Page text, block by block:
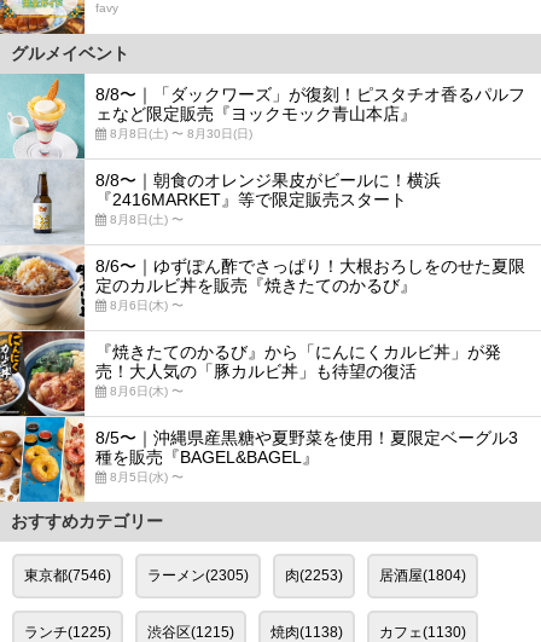
favy
グルメイベント
8/8〜｜「ダックワーズ」が復刻！ピスタチオ香るパルフ
ェなど限定販売『ヨックモック青山本店』
8月8日(土) 〜 8月30日(日)
8/8〜｜朝食のオレンジ果皮がビールに！横浜
『2416MARKET』等で限定販売スタート
8月8日(土) 〜
8/6〜｜ゆずぽん酢でさっぱり！大根おろしをのせた夏限
定のカルビ丼を販売『焼きたてのかるび』
8月6日(木) 〜
『焼きたてのかるび』から「にんにくカルビ丼」が発
売！大人気の「豚カルビ丼」も待望の復活
8月6日(木) 〜
8/5〜｜沖縄県産黒糖や夏野菜を使用！夏限定ベーグル3
種を販売『BAGEL&BAGEL』
8月5日(水) 〜
おすすめカテゴリー
東京都(7546) ラーメン(2305) 肉(2253) 居酒屋(1804)
ランチ(1225) 渋谷区(1215) 焼肉(1138) カフェ(1130)